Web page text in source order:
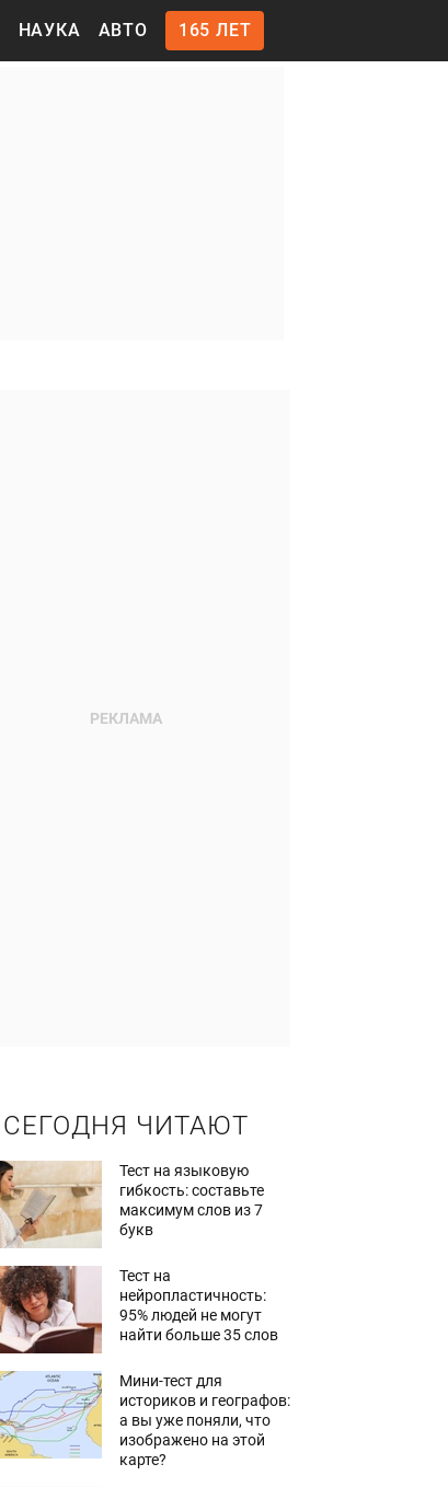
НАУКА АВТО 165 ЛЕТ
СЕГОДНЯ ЧИТАЮТ
Тест на языковую
гибкость: составьте
максимум слов из 7
букв
Тест на
нейропластичность:
95% людей не могут
найти больше 35 слов
Мини-тест для
историков и географов:
а вы уже поняли, что
изображено на этой
карте?